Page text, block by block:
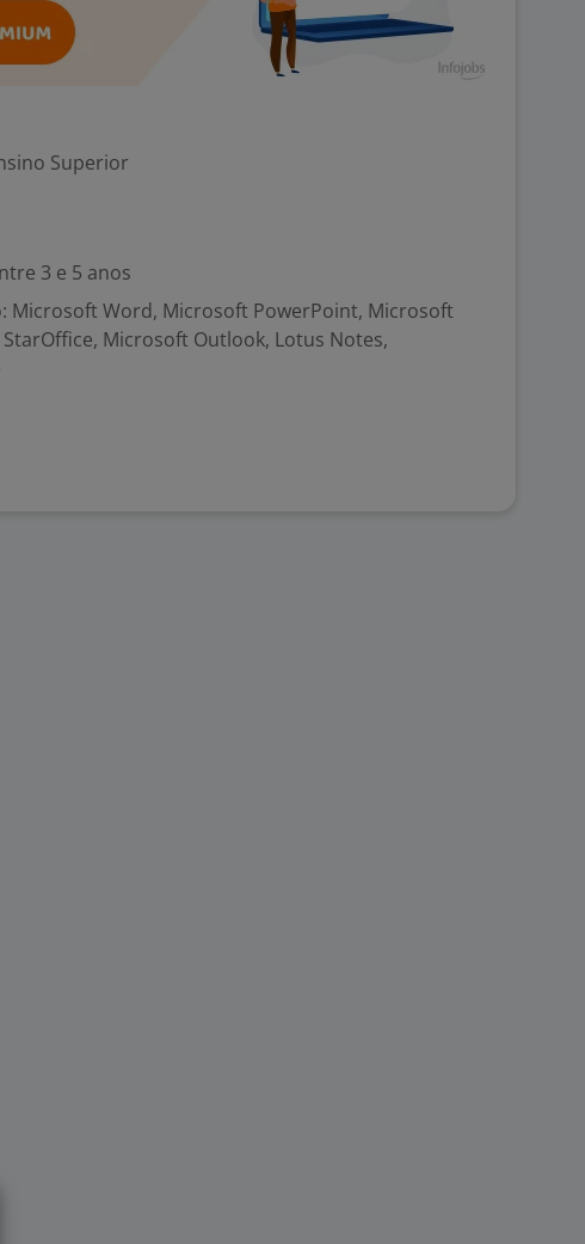
Superior
3 e 5 anos
Microsoft Word, Microsoft PowerPoint, Microsoft
StarOffice, Microsoft Outlook, Lotus Notes,